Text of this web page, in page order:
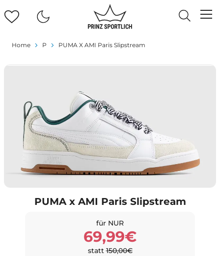
Home P PUMA X AMI Paris Slipstream
PUMA x AMI Paris Slipstream
für NUR
69,99€
statt150,00€